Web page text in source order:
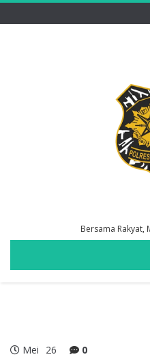
Bersama Rakyat,
Mei 26 0